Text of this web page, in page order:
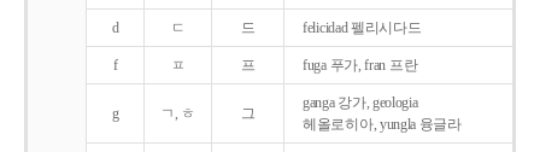
d ㄷ 드 felicidad 펠리시다드
f ㅍ 프 fuga 푸가, fran 프란
g ㄱ, ㅎ 그
ganga 강가, geologia
헤올로히아, yungla 융글라